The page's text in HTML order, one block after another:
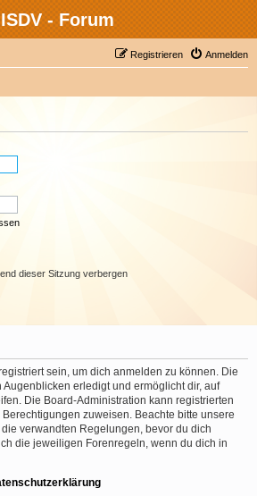
ISDV - Forum
Anmelden
Registrieren
dieser Sitzung verbergen
sein, um dich anmelden zu können. Die
erledigt und ermöglicht dir, auf
Die Board-Administration kann registrierten
zuweisen. Beachte bitte unsere
verwandten Regelungen, bevor du dich
die jeweiligen Forenregeln, wenn du dich in